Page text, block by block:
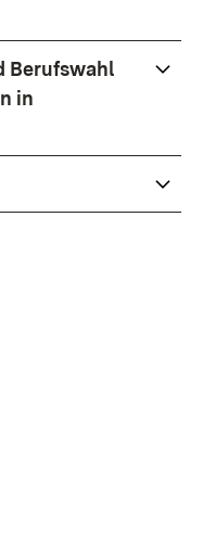
Berufswahl
in